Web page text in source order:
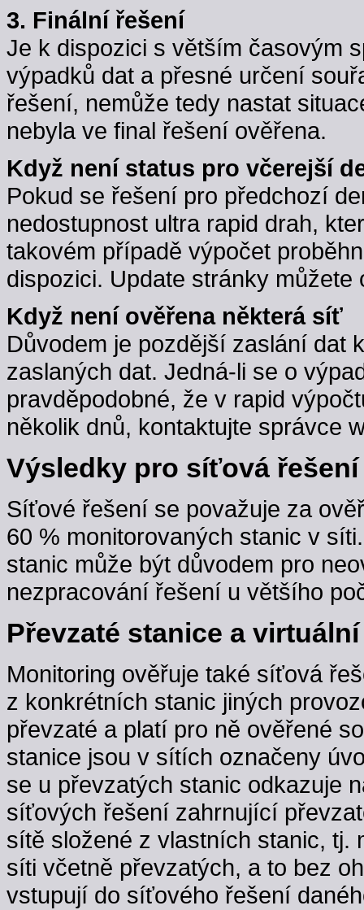
3. Finální řešení
Je k dispozici s větším časovým
výpadků dat a přesné určení
řešení, nemůže tedy nastat
nebyla ve final řešení ověřena.
Když není status pro včerejší
Pokud se řešení pro předchozí
nedostupnost ultra rapid drah,
takovém případě výpočet
dispozici. Update stránky
Když není ověřena některá síť
Důvodem je pozdější zaslání dat
zaslaných dat. Jedná-li se o
pravděpodobné, že v rapid
několik dnů, kontaktujte správce
Výsledky pro síťová řešení
Síťové řešení se považuje za
60 % monitorovaných stanic v
stanic může být důvodem pro
nezpracování řešení u většího
Převzaté stanice a
Monitoring ověřuje také síťová
z konkrétních stanic jiných
převzaté a platí pro ně ověřené
stanice jsou v sítích označeny
se u převzatých stanic odkazuje
síťových řešení zahrnující
sítě složené z vlastních stanic, tj.
síti včetně převzatých, a to bez
vstupují do síťového řešení